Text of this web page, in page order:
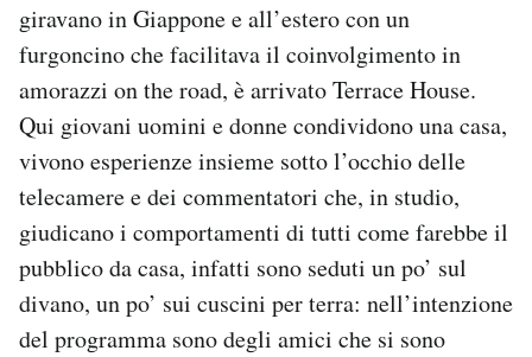
giravano in Giappone e all’estero con un
furgoncino che facilitava il coinvolgimento in
amorazzi on the road, è arrivato Terrace House.
Qui giovani uomini e donne condividono una casa,
vivono esperienze insieme sotto l’occhio delle
telecamere e dei commentatori che, in studio,
giudicano i comportamenti di tutti come farebbe il
pubblico da casa, infatti sono seduti un po’ sul
divano, un po’ sui cuscini per terra: nell’intenzione
del programma sono degli amici che si sono